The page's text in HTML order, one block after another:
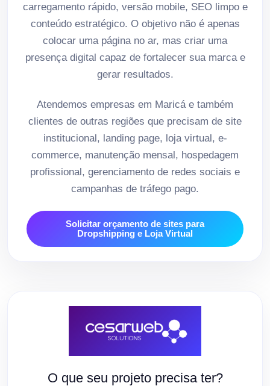
carregamento rápido, versão mobile, SEO limpo e
conteúdo estratégico. O objetivo não é apenas
colocar uma página no ar, mas criar uma
presença digital capaz de fortalecer sua marca e
gerar resultados.
Atendemos empresas em Maricá e também
clientes de outras regiões que precisam de site
institucional, landing page, loja virtual, e-
commerce, manutenção mensal, hospedagem
profissional, gerenciamento de redes sociais e
campanhas de tráfego pago.
Solicitar orçamento de sites para
Dropshipping e Loja Virtual
O que seu projeto precisa ter?